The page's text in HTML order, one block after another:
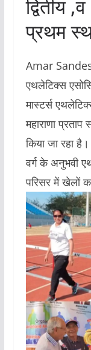
द्वितीय
प्रथम
Amar
एथलेटिक्स
मास्टर्स
महाराणा
किया जा रहा
वर्ग के अनुभवी
परिसर में खेलों